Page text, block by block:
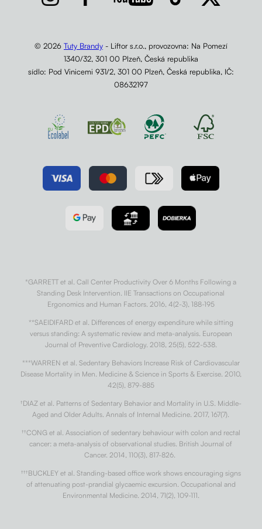
© 2026 Tuty Brandy- Liftor s.r.o., provozovna: Na Pomezí
1340/32, 301 00 Plzeň, Česká republika
sídlo: Pod Vinicemi 931/2, 301 00 Plzeň, Česká republika, IČ:
08632197
*GARRETT et al. Call Center Productivity Over 6 Months Following a
Standing Desk Intervention. IIE Transactions on Occupational
Ergonomics and Human Factors. 2016, 4(2-3), 188-195
**SAEIDIFARD et al. Differences of energy expenditure while sitting
versus standing: A systematic review and meta-analysis. European
Journal of Preventive Cardiology. 2018, 25(5), 522-538.
***WARREN et al. Sedentary Behaviors Increase Risk of Cardiovascular
Disease Mortality in Men. Medicine & Science in Sports & Exercise. 2010,
42(5), 879-885
†DIAZ et al. Patterns of Sedentary Behavior and Mortality in U.S. Middle-
Aged and Older Adults. Annals of Internal Medicine. 2017, 167(7).
††CONG et al. Association of sedentary behaviour with colon and rectal
cancer: a meta-analysis of observational studies. British Journal of
Cancer. 2014, 110(3), 817-826.
†††BUCKLEY et al. Standing-based office work shows encouraging signs
of attenuating post-prandial glycaemic excursion. Occupational and
Environmental Medicine. 2014, 71(2), 109-111.